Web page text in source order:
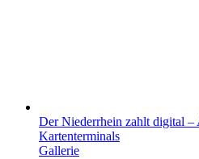
Der Niederrhein zahlt digital –
Kartenterminals
Gallerie